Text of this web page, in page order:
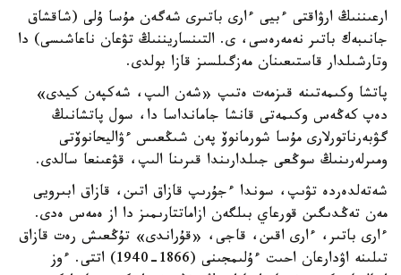
ارعىننىڭ ارۋاقتى ءبيى ءارى باتىرى شەگەن مۇسا ۇلى (شاقشاق
جانىبەك باتىر نەمەرەسى، ى. التىنساريننىڭ تۋعان ناعاشىسى) دا
وتارشىلدار قاستىعىنان مەزگىلسىز قازا بولدى.
پاتشا وكىمەتىنە قىزمەت ەتىپ «شەن الىپ، شەكپەن كيدى»
دەپ كەڭەس وكىمەتى قانشا جامانداسا دا، سول پاتشانىڭ
گۋبەرناتورلارى مۇسا شورمانوۆ پەن شىڭعىس ءۋاليحانوۆتى
ومىرلەرىنىڭ سوڭعى جىلدارىندا قىرىنا الىپ، قۋعىنعا سالدى.
شەتەلدەردە تۋىپ، سوندا ءجۇرىپ قازاق اتىن، قازاق ابىرويى
مەن تەڭدىگىن قورعاي بىلگەن ازاماتتارىمىز دا از ەمەس ەدى.
ءارى باتىر، ءارى اقىن، قاجى، «قۇراندى» تۇڭعىش رەت قازاق
تىلىنە اۋدارعان احىت ءۇلىمجىنى (1866-1940) اتتى. ءوز